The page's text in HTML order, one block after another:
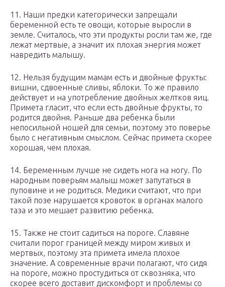
11. Наши предки категорически запрещали
беременной есть те овощи, которые выросли в
земле. Считалось, что эти продукты росли там же, где
лежат мертвые, а значит их плохая энергия может
навредить малышу.
12. Нельзя будущим мамам есть и двойные фрукты:
вишни, сдвоенные сливы, яблоки. То же правило
действует и на употребление двойных желтков яиц.
Примета гласит, что если есть двойные фрукты, то
родится двойня. Раньше два ребенка были
непосильной ношей для семьи, поэтому это поверье
было с негативным смыслом. Сейчас примета скорее
хорошая, чем плохая.
14. Беременным лучше не сидеть нога на ногу. По
народным поверьям малыш может запутаться в
пуповине и не родиться. Медики считают, что при
такой позе нарушается кровоток в органах малого
таза и это мешает развитию ребенка.
15. Также не стоит садиться на пороге. Славяне
считали порог границей между миром живых и
мертвых, поэтому эта примета имела плохое
значение. А современные врачи полагают, что сидя
на пороге, можно простудиться от сквозняка, что
скорее всего доставит дискомфорт и проблемы со